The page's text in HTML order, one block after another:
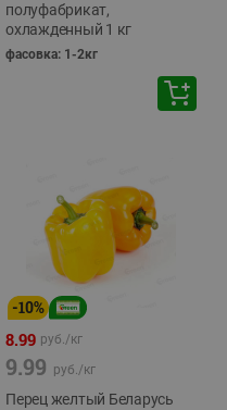
полуфабрикат,
охлажденный 1 кг
фасовка: 1-2кг
-10%
8.99 руб./кг
9.99 руб./кг
Перец желтый Беларусь